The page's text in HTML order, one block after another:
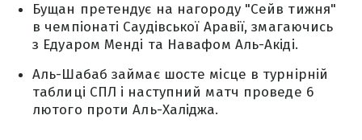
Бущан претендує на нагороду "Сейв тижня"
в чемпіонаті Саудівської Аравії, змагаючись
з Едуаром Менді та Навафом Аль-Акіді.
Аль-Шабаб займає шосте місце в турнірній
таблиці СПЛ і наступний матч проведе 6
лютого проти Аль-Халіджа.